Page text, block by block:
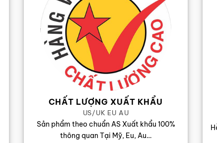
CHẤT LƯỢNG XUẤT KHẨU
US/UK EU AU
Sản phẩm theo chuẩn AS Xuất khẩu 100%
thông quan Tại Mỹ, Eu, Au…